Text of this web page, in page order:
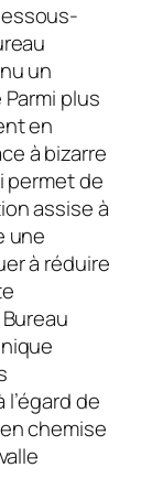
un
plus
en
à bizarre
permet de
assise à
une
à réduire
de
chemise